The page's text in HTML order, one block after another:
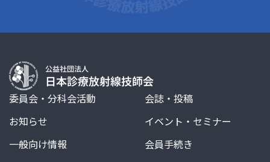
委員会・分科会活動
会誌・投稿
お知らせ
イベント・セミナー
一般向け情報
会員手続き